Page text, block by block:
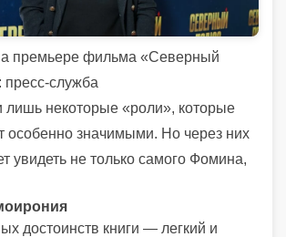
премьере фильма «Северный
служба
лишь некоторые «роли», которые
особенно значимыми. Но через них
увидеть не только самого Фомина,
достоинств книги — легкий и